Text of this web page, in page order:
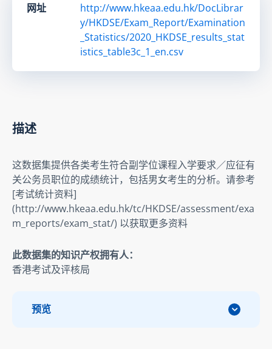
网址
http://www.hkeaa.edu.hk/DocLibrar
y/HKDSE/Exam_Report/Examination
_Statistics/2020_HKDSE_results_stat
istics_table3c_1_en.csv
描述
这数据集提供各类考生符合副学位课程入学要求／应征有
关公务员职位的成绩统计，包括男女考生的分析。请参考
[考试统计资料]
(http://www.hkeaa.edu.hk/tc/HKDSE/assessment/exa
m_reports/exam_stat/) 以获取更多资料
此数据集的知识产权拥有人：
香港考试及评核局
预览